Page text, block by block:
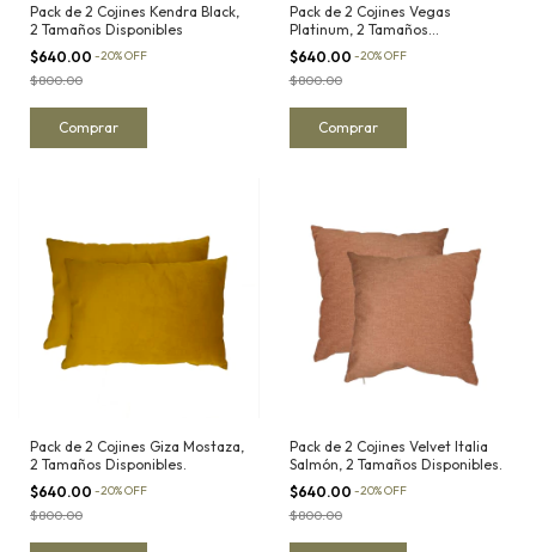
Pack de 2 Cojines Kendra Black,
2 Tamaños Disponibles
$640.00 -20%OFF
$800.00
Comprar
Pack de 2 Cojines Vegas
Platinum, 2 Tamaños
Disponibles
$640.00 -20%OFF
$800.00
Comprar
Pack de 2 Cojines Giza Mostaza,
2 Tamaños Disponibles.
$640.00 -20%OFF
$800.00
Pack de 2 Cojines Velvet Italia
Salmón, 2 Tamaños Disponibles.
$640.00 -20%OFF
$800.00